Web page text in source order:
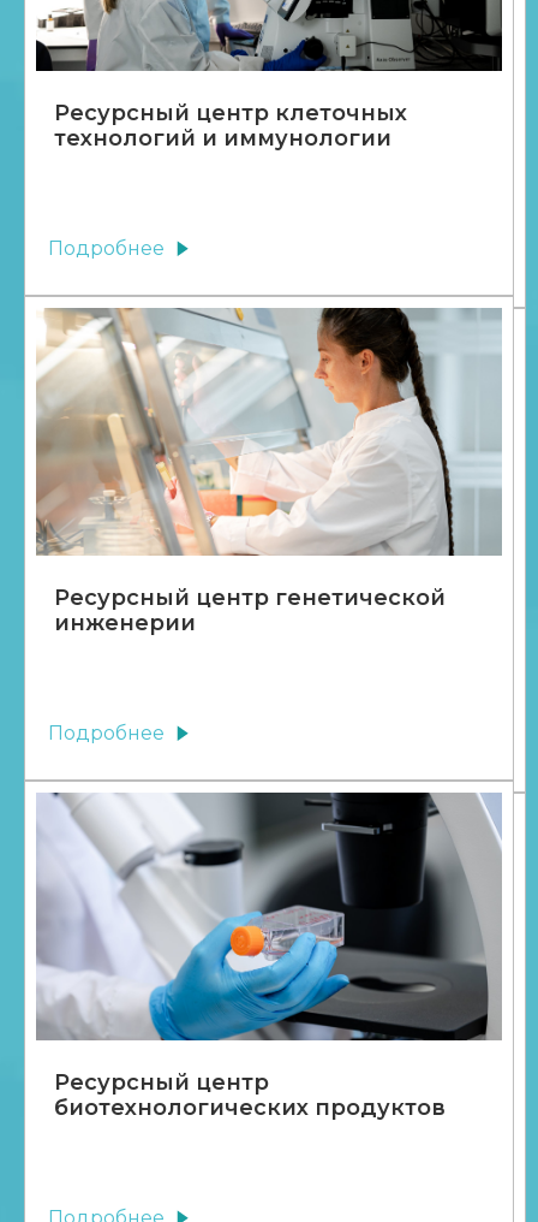
Ресурсный центр клеточных
технологий и иммунологии
Подробнее
Ресурсный центр генетической
инженерии
Подробнее
Ресурсный центр
биотехнологических продуктов